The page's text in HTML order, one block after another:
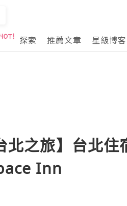
探索 推薦文章 星級博客
北之旅】台北
Inn